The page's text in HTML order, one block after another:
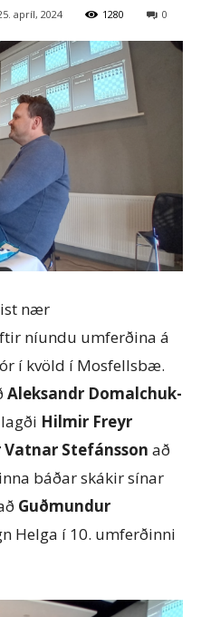
apríl, 2024 1280 0
nær
níundu umferðina á
í kvöld í Mosfellsbæ.
Aleksandr Domalchuk-
Hilmir Freyr
Vatnar Stefánsson að
báðar skákir sínar
Guðmundur
Helga í 10. umferðinni